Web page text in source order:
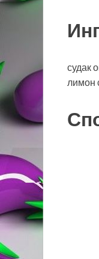
судак
лимон